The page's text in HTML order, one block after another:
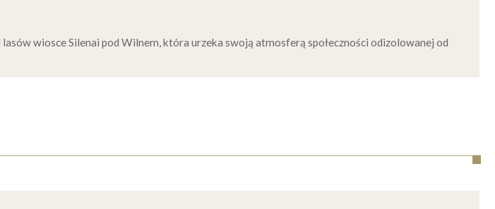
wiosce Silenai pod Wilnem, która urzeka swoją atmosferą społeczności odizolowanej od